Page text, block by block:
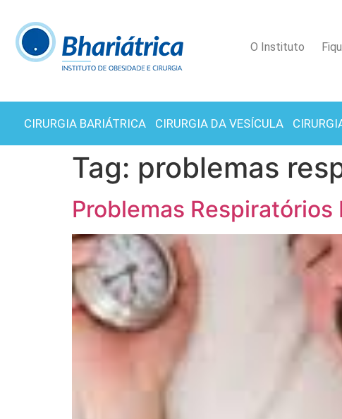
O Instituto
CIRURGIA BARIÁTRICA CIRURGIA DA VESÍCULA
Tag: problemas
Problemas